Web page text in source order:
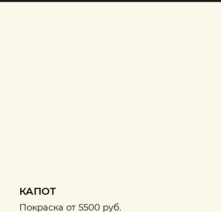
КАПОТ
Покраска от 5500 руб.